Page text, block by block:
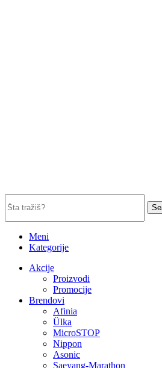
Meni
Kategorije
Akcije
Proizvodi
Promocije
Brendovi
Afinia
Ülka
MicroSTOP
Nippon
Asonic
Saeyang-Marathon